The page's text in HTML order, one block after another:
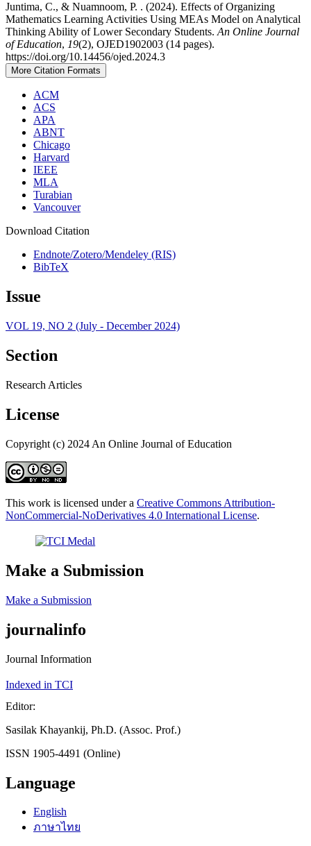
Juntima, C., & Nuamnoom, P. . (2024). Effects of Organizing
Mathematics Learning Activities Using MEAs Model on Analytical
Thinking Ability of Lower Secondary Students. An Online Journal
of Education, 19(2), OJED1902003 (14 pages).
https://doi.org/10.14456/ojed.2024.3
More Citation Formats
ACM
ACS
APA
ABNT
Chicago
Harvard
IEEE
MLA
Turabian
Vancouver
Download Citation
Endnote/Zotero/Mendeley (RIS)
BibTeX
Issue
VOL 19, NO 2 (July - December 2024)
Section
Research Articles
License
Copyright (c) 2024 An Online Journal of Education
This work is licensed under a Creative Commons Attribution-
NonCommercial-NoDerivatives 4.0 International License.
Make a Submission
Make a Submission
journalinfo
Journal Information
Indexed in TCI
Editor:
Sasilak Khayankij, Ph.D. (Assoc. Prof.)
ISSN 1905-4491 (Online)
Language
English
ภาษาไทย